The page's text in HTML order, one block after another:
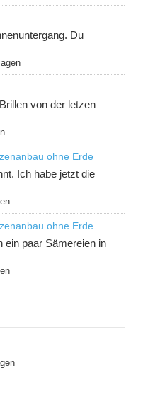
Du
von der letzen
ohne Erde
Ich habe jetzt die
ohne Erde
ein paar Sämereien in